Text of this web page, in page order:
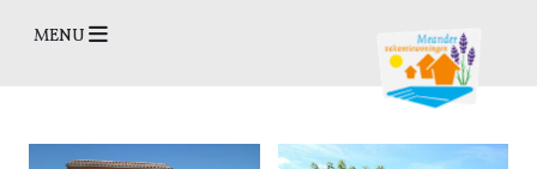
MENU Open Menu